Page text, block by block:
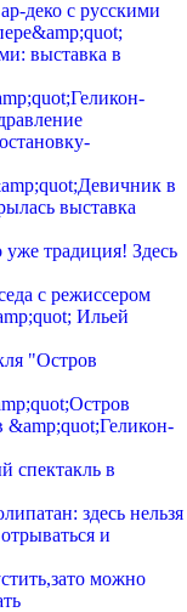
выставка в
традиция! Здесь
"Остров
спектакль в
можно